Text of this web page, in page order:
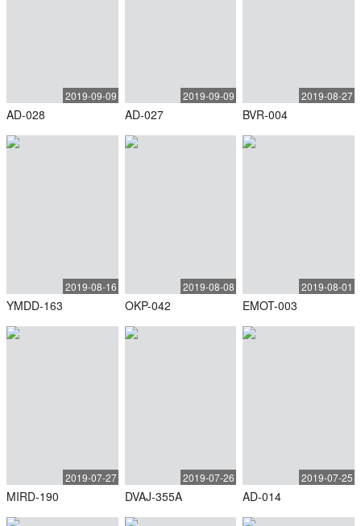
2019-09-09
AD-028
2019-09-09
AD-027
2019-08-27
BVR-004
2019-08-16
YMDD-163
2019-08-08
OKP-042
2019-08-01
EMOT-003
2019-07-27
MIRD-190
2019-07-26
DVAJ-355A
2019-07-25
AD-014